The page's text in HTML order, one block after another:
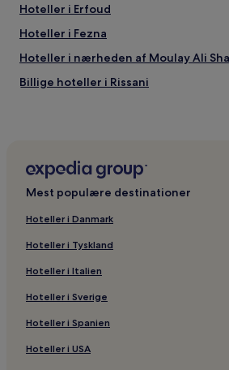
Hoteller i Erfoud
Hoteller i Fezna
Hoteller i nærheden af Moulay Ali
Billige hoteller i Rissani
Hoteller i Jorf
Hoteller i nærheden af Erfoud
Hoteller med pool i Erfoud
3-Stjernede hoteller i Aarab Sebbah
Hoteller i Rissani
Mest populære destinationer
Hoteller i Danmark
Hoteller i Tyskland
Hoteller i Italien
Hoteller i Sverige
Hoteller i Spanien
Hoteller i USA